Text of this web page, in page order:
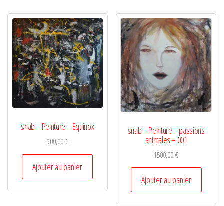
snab – Peinture – Equinox
900,00€
Ajouter au panier
snab – Peinture – passions
animales – 001
1500,00€
Ajouter au panier